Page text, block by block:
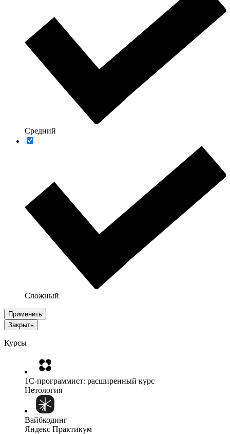
Средний
Сложный
Применить
Закрыть
Курсы
1C-программист: расширенный курс
Нетология
Вайбкодинг
Яндекс Практикум